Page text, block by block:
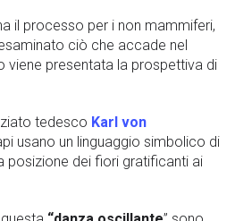
il processo per i non mammiferi,
ciò che accade nel
viene presentata la prospettiva di
tedesco Karl von
usano un linguaggio simbolico di
posizione dei fiori gratificanti ai